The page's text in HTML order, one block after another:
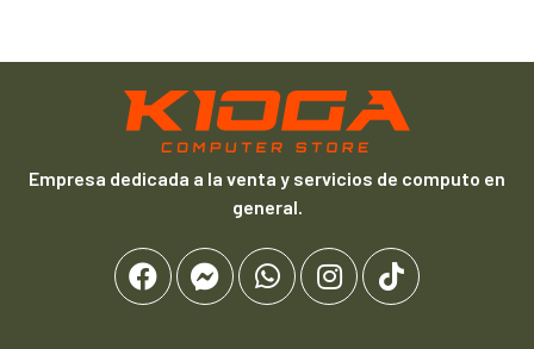
Empresa dedicada a la venta y servicios de computo en
general.